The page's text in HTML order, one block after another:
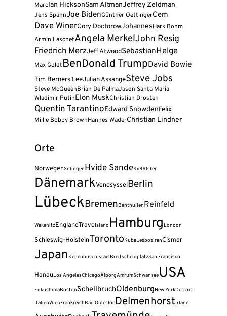
MarcIan HicksonSam AltmanJeffrey Zeldman
Jens SpahnJoe BidenGünther OettingerCem
Dave WinerCory DoctorowJohannesHark Bohm
Armin LaschetAngela MerkelJohn Resig
Friedrich MerzJeff AtwoodSebastianHelge
Max GoldtBenDonald TrumpDavid Bowie
Tim Berners LeeJulian AssangeSteve Jobs
Steve McQueenBrian De PalmaJason Santa Maria
Wladimir PutinElon MuskChristian Drosten
Quentin TarantinoEdward SnowdenFelix
Millie Bobby BrownHannes WaderChristian Lindner
Orte
NorwegenSolingenHvide SandeKielAlster
DänemarkVendsysselBerlin
LübeckBremenBenthullenReinfeld
WakenitzEnglandTraveIsland Hamburg London
Schleswig-HolsteinTorontoKubaLesbosIranCismar
Japan KellenhusenIsraelBreitscheidplatzSan Francisco
HanauLos AngelesChicagoÅlborgAmrumSchwanseeUSA
FukushimaBostonSchellbruchOldenburgNew YorkDetroit
ItalienWienFrankreichBad OldesloeDelmenhorstIrland